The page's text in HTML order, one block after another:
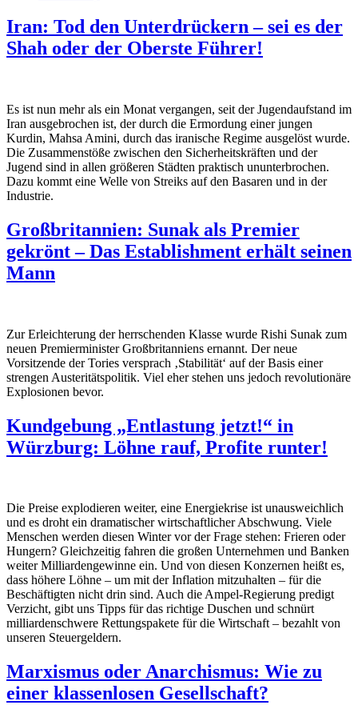
Iran: Tod den Unterdrückern – sei es der
Shah oder der Oberste Führer!
Es ist nun mehr als ein Monat vergangen, seit der Jugendaufstand im
Iran ausgebrochen ist, der durch die Ermordung einer jungen
Kurdin, Mahsa Amini, durch das iranische Regime ausgelöst wurde.
Die Zusammenstöße zwischen den Sicherheitskräften und der
Jugend sind in allen größeren Städten praktisch ununterbrochen.
Dazu kommt eine Welle von Streiks auf den Basaren und in der
Industrie.
Großbritannien: Sunak als Premier
gekrönt – Das Establishment erhält seinen
Mann
Zur Erleichterung der herrschenden Klasse wurde Rishi Sunak zum
neuen Premierminister Großbritanniens ernannt. Der neue
Vorsitzende der Tories versprach ‚Stabilität‘ auf der Basis einer
strengen Austeritätspolitik. Viel eher stehen uns jedoch revolutionäre
Explosionen bevor.
Kundgebung „Entlastung jetzt!“ in
Würzburg: Löhne rauf, Profite runter!
Die Preise explodieren weiter, eine Energiekrise ist unausweichlich
und es droht ein dramatischer wirtschaftlicher Abschwung. Viele
Menschen werden diesen Winter vor der Frage stehen: Frieren oder
Hungern? Gleichzeitig fahren die großen Unternehmen und Banken
weiter Milliardengewinne ein. Und von diesen Konzernen heißt es,
dass höhere Löhne – um mit der Inflation mitzuhalten – für die
Beschäftigten nicht drin sind. Auch die Ampel-Regierung predigt
Verzicht, gibt uns Tipps für das richtige Duschen und schnürt
milliardenschwere Rettungspakete für die Wirtschaft – bezahlt von
unseren Steuergeldern.
Marxismus oder Anarchismus: Wie zu
einer klassenlosen Gesellschaft?